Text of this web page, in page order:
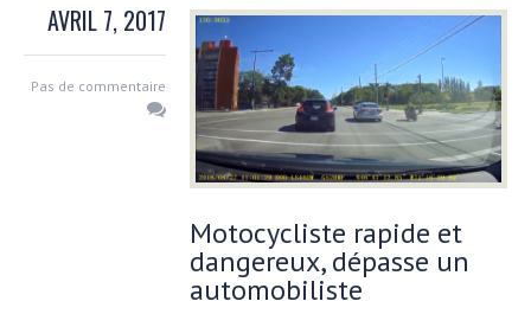
AVRIL 7, 2017
Pas de commentaire
Motocycliste rapide et
dangereux, dépasse un
automobiliste